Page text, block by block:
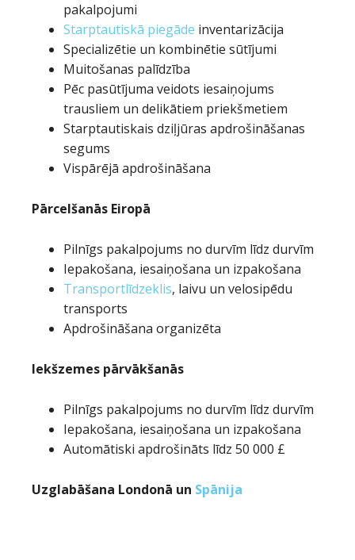
pakalpojumi
Starptautiskā piegāde inventarizācija
Specializētie un kombinētie sūtījumi
Muitošanas palīdzība
Pēc pasūtījuma veidots iesaiņojums
trausliem un delikātiem priekšmetiem
Starptautiskais dziļjūras apdrošināšanas
segums
Vispārējā apdrošināšana
Pārcelšanās Eiropā
Pilnīgs pakalpojums no durvīm līdz durvīm
Iepakošana, iesaiņošana un izpakošana
Transportlīdzeklis, laivu un velosipēdu
transports
Apdrošināšana organizēta
Iekšzemes pārvākšanās
Pilnīgs pakalpojums no durvīm līdz durvīm
Iepakošana, iesaiņošana un izpakošana
Automātiski apdrošināts līdz 50 000 £
Uzglabāšana Londonā un Spānija